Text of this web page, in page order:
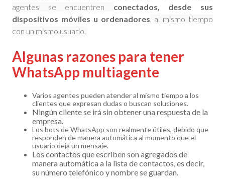
agentes se encuentren conectados, desde sus
dispositivos móviles u ordenadores , al mismo tiempo
con un mismo usuario.
Algunas razones para tener
WhatsApp multiagente
Varios agentes pueden atender al mismo tiempo a los
clientes que expresan dudas o buscan soluciones.
Ningún cliente se irá sin obtener una respuesta de la
empresa.
Los bots de WhatsApp son realmente útiles, debido que
responden de manera automática al momento que el
usuario deja un mensaje.
Los contactos que escriben son agregados de
manera automática a la lista de contactos, es decir,
su número telefónico y nombre se guardan.